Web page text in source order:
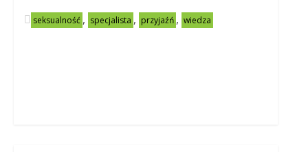
seksualność , specjalista , przyjaźń , wiedza